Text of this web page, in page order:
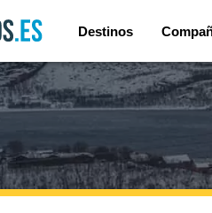
Destinos